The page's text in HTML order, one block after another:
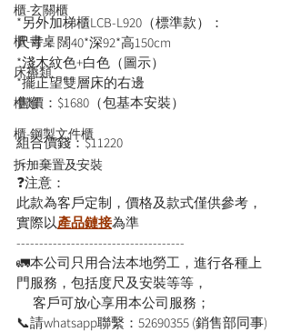
櫃-玄關櫃
櫃-書桌
床褥類
檯類
櫃-鋼製文件櫃
拆加棄置及安裝
*另外加梯櫃LCB-L920（標準款）：
尺寸：闊40*深92*高150cm
*淺木紋色+白色（圖示）
*擺正望雙層床的右邊
售價：$1680（包基本安裝）
組合價錢：$11220
----------------
❓注意：
此款為客戶定制，價格及款式僅供參考，
實際以產品鏈接為準
-------------------------------------
🚛本公司只用合法本地勞工，進行各種上
門服務，包括度尺及安裝等等，
客戶可放心享用本公司服務；
📞請whatsapp聯繫：52690355 (銷售部同事)